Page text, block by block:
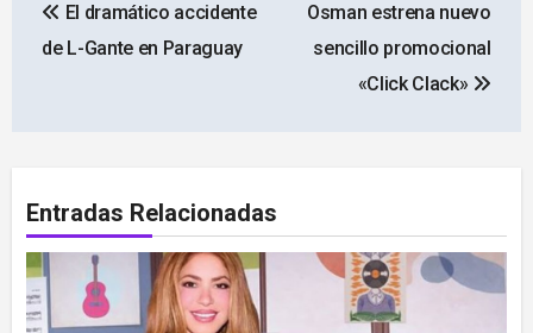
de
El dramático accidente
de L-Gante en Paraguay
Osman estrena nuevo
sencillo promocional
«Click Clack»
Entradas Relacionadas